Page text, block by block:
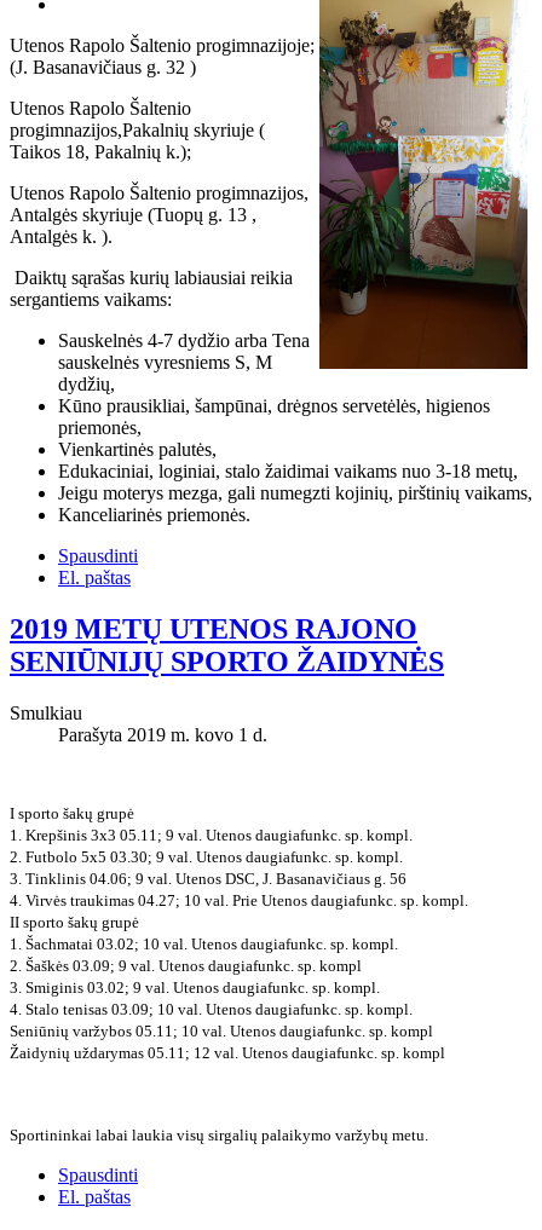
Utenos Rapolo Šaltenio progimnazijoje;
(J. Basanavičiaus g. 32 )
Utenos Rapolo Šaltenio
progimnazijos,Pakalnių skyriuje (
Taikos 18, Pakalnių k.);
Utenos Rapolo Šaltenio progimnazijos,
Antalgės skyriuje (Tuopų g. 13 ,
Antalgės k. ).
Daiktų sąrašas kurių labiausiai reikia
sergantiems vaikams:
Sauskelnės 4-7 dydžio arba Tena
sauskelnės vyresniems S, M
dydžių,
Kūno prausikliai, šampūnai, drėgnos servetėlės, higienos
priemonės,
Vienkartinės palutės,
Edukaciniai, loginiai, stalo žaidimai vaikams nuo 3-18 metų,
Jeigu moterys mezga, gali numegzti kojinių, pirštinių vaikams,
Kanceliarinės priemonės.
Spausdinti
El. paštas
2019 METŲ UTENOS RAJONO
SENIŪNIJŲ SPORTO ŽAIDYNĖS
Smulkiau
Parašyta 2019 m. kovo 1 d.
I sporto šakų grupė
1. Krepšinis 3x3 05.11; 9 val. Utenos daugiafunkc. sp. kompl.
2. Futbolo 5x5 03.30; 9 val. Utenos daugiafunkc. sp. kompl.
3. Tinklinis 04.06; 9 val. Utenos DSC, J. Basanavičiaus g. 56
4. Virvės traukimas 04.27; 10 val. Prie Utenos daugiafunkc. sp. kompl.
II sporto šakų grupė
1. Šachmatai 03.02; 10 val. Utenos daugiafunkc. sp. kompl.
2. Šaškės 03.09; 9 val. Utenos daugiafunkc. sp. kompl
3. Smiginis 03.02; 9 val. Utenos daugiafunkc. sp. kompl.
4. Stalo tenisas 03.09; 10 val. Utenos daugiafunkc. sp. kompl.
Seniūnių varžybos 05.11; 10 val. Utenos daugiafunkc. sp. kompl
Žaidynių uždarymas 05.11; 12 val. Utenos daugiafunkc. sp. kompl
Sportininkai labai laukia visų sirgalių palaikymo varžybų metu.
Spausdinti
El. paštas